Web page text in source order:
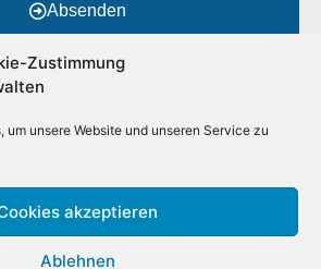
Zustimmung
um unsere Website und unseren Service zu
akzeptieren
Ablehnen
Absenden